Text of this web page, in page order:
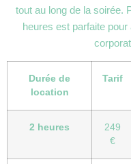
tout au long de la soirée.
heures est parfaite
Durée de
location
Tarif
2 heures
249
€